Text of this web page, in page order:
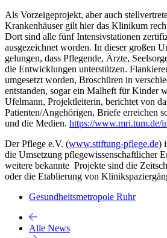
Als Vorzeigeprojekt, aber auch
Krankenhäuser gilt hier das Klinikum
Dort sind alle fünf Intensivstationen
ausgezeichnet worden. In dieser großen
gelungen, dass Pflegende, Ärzte,
die Entwicklungen unterstützen.
umgesetzt worden, Broschüren in
entstanden, sogar ein Malheft für Kinder
Ufelmann, Projektleiterin, berichtet von
Patienten/Angehörigen, Briefe erreichen
und die Medien. https://www.mri.tum.de/
Der Pflege e.V. (www.stiftung-pflege.de)
die Umsetzung pflegewissenschaftlicher
weitere bekannte Projekte sind die
oder die Etablierung von
Gesundheitsmetropole Ruhr
Alle News